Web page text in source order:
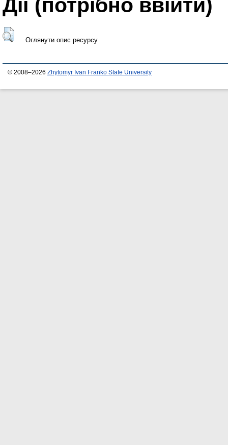
Дії ​​(потрібно ввійти)
Оглянути опис ресурсу
© 2008–2026 Zhytomyr Ivan Franko State University